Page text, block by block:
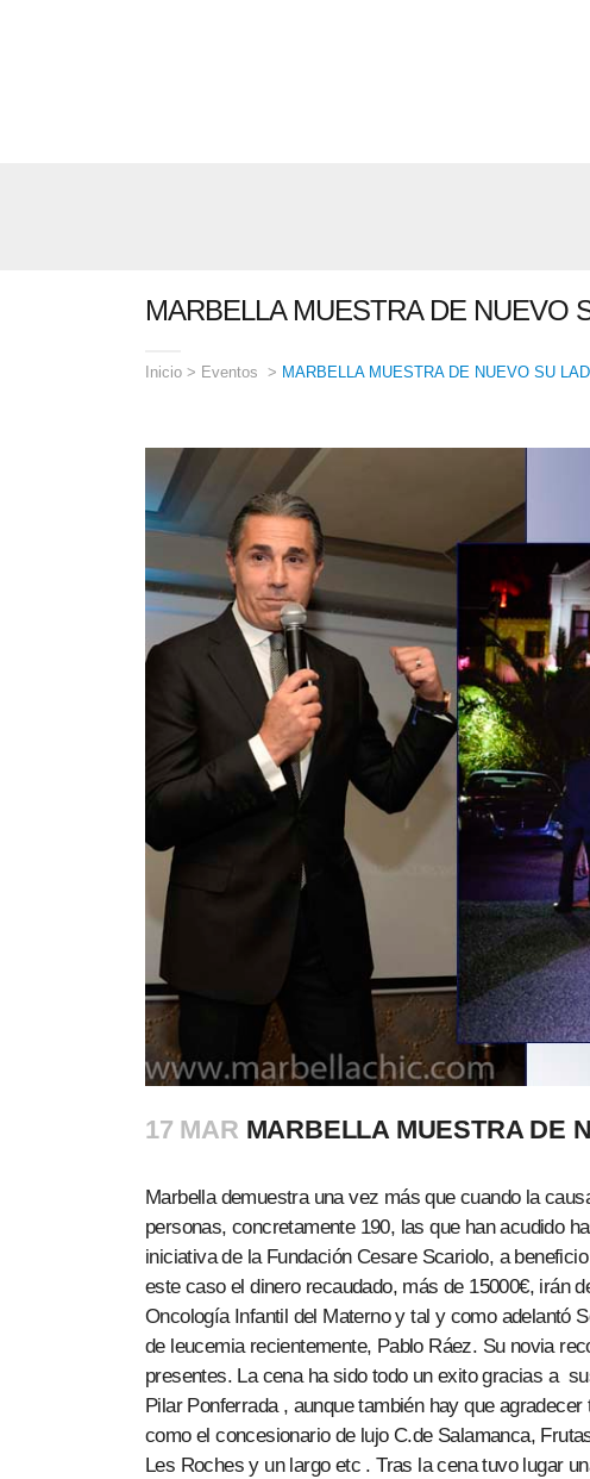
MARBELLA MUESTRA DE NUEVO
Inicio > Eventos > MARBELLA MUESTRA DE NUEVO SU
17 MAR MARBELLA MUESTRA DE
Marbella demuestra una vez más que cuando la
personas, concretamente 190, las que han acudido
iniciativa de la Fundación Cesare Scariolo, a
este caso el dinero recaudado, más de 15000€, irán
Oncología Infantil del Materno y tal y como adelantó
de leucemia recientemente, Pablo Ráez. Su novia
presentes. La cena ha sido todo un exito gracias a
Pilar Ponferrada , aunque también hay que
como el concesionario de lujo C.de Salamanca,
Les Roches y un largo etc . Tras la cena tuvo lugar